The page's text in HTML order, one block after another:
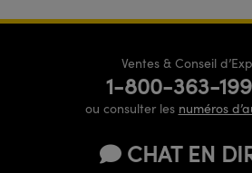
Ventes & Conseil
1-800-363-
ou consulter les numéros
CHAT EN